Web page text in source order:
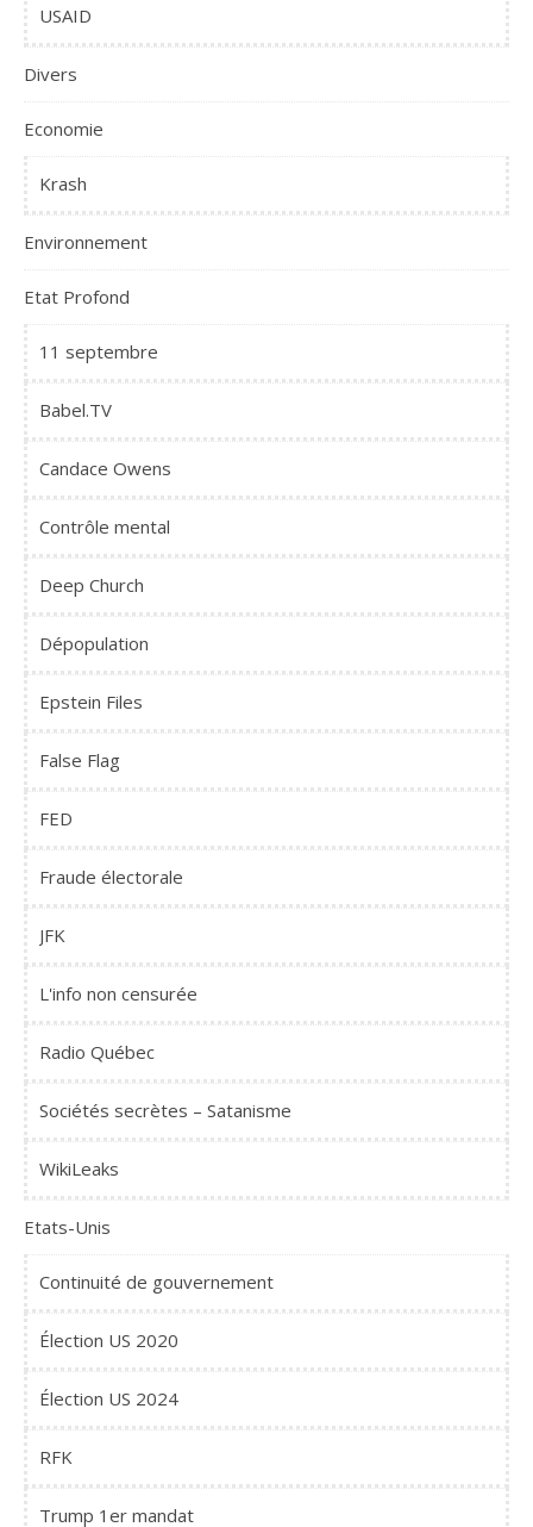
USAID
Divers
Economie
Krash
Environnement
Etat Profond
11 septembre
Babel.TV
Candace Owens
Contrôle mental
Deep Church
Dépopulation
Epstein Files
False Flag
FED
Fraude électorale
JFK
L'info non censurée
Radio Québec
Sociétés secrètes – Satanisme
WikiLeaks
Etats-Unis
Continuité de gouvernement
Élection US 2020
Élection US 2024
RFK
Trump 1er mandat